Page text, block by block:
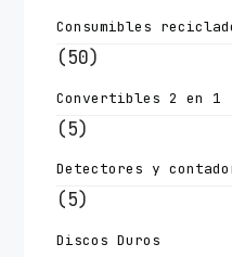
Consumibles
(50)
Convertibles 2 en 1
(5)
Detectores y
(5)
Discos Duros